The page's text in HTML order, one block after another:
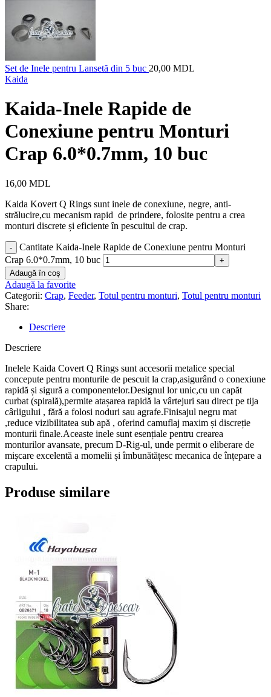
Set de Inele pentru Lansetă din 5 buc 20,00 MDL
Kaida
Kaida-Inele Rapide de
Conexiune pentru Monturi
Crap 6.0*0.7mm, 10 buc
16,00 MDL
Kaida Kovert Q Rings sunt inele de conexiune, negre, anti-
strălucire,cu mecanism rapid de prindere, folosite pentru a crea
monturi discrete și eficiente în pescuitul de crap.
Cantitate Kaida-Inele Rapide de Conexiune pentru Monturi
Crap 6.0*0.7mm, 10 buc
Adaugă în coș
Adaugă la favorite
Categorii: Crap, Feeder, Totul pentru monturi, Totul pentru monturi
Share:
Descriere
Descriere
Inelele Kaida Covert Q Rings sunt accesorii metalice special
concepute pentru monturile de pescuit la crap,asigurând o conexiune
rapidă și sigură a componentelor.Designul lor unic,cu un capăt
curbat (spirală),permite atașarea rapidă la vârtejuri sau direct pe tija
cârligului , fără a folosi noduri sau agrafe.Finisajul negru mat
,reduce vizibilitatea sub apă , oferind camuflaj maxim și discreție
monturii finale.Aceaste inele sunt esențiale pentru crearea
monturilor avansate, precum D-Rig-ul, unde permit o eliberare de
mișcare excelentă a momelii și îmbunătățesc mecanica de înțepare a
crapului.
Produse similare